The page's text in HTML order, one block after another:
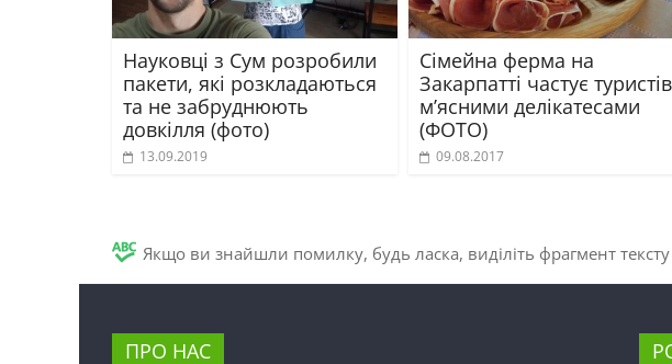
Науковці з Сум розробили
пакети, які розкладаються
та не забруднюють
довкілля (фото)
13.09.2019
Сімейна ферма на
Закарпатті частує туристів
м’ясними делікатесами
(ФОТО)
09.08.2017
Якщо ви знайшли помилку, будь ласка, виділіть фрагмент тексту
ПРО НАС